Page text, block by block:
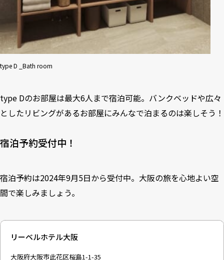
type D _Bath room
type Dのお部屋は最大6人まで宿泊可能。バンクベッドや広々
としたリビングがあるお部屋にみんなで泊まるのは楽しそう！
宿泊予約受付中！
宿泊予約は2024年9月5日から受付中。大阪の旅を心地よい空
間で楽しみましょう。
リーベルホテル大阪
大阪府大阪市此花区桜島1-1-35